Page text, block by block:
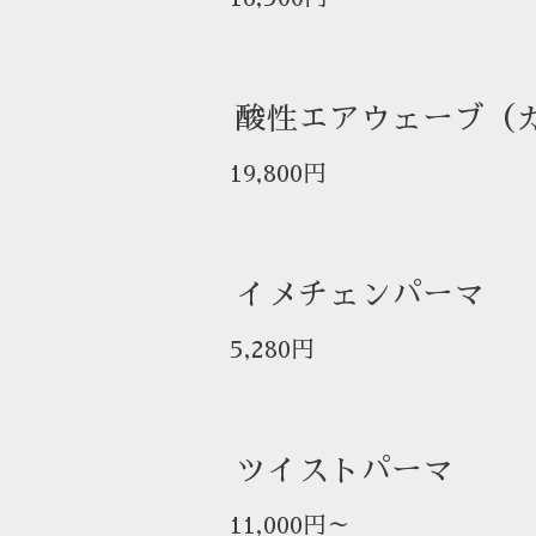
酸性エアウェーブ（
19,800円
イメチェンパーマ
5,280円
ツイストパーマ
11,000円～